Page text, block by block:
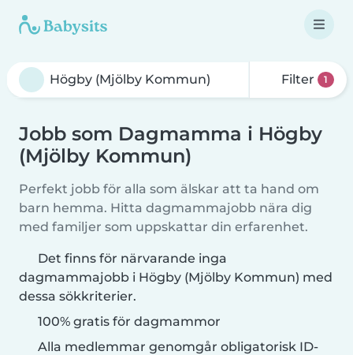
Filter 1
Jobb som Dagmamma i Högby
(Mjölby Kommun)
Perfekt jobb för alla som älskar att ta hand om
barn hemma. Hitta dagmammajobb nära dig
med familjer som uppskattar din erfarenhet.
Det finns för närvarande inga
dagmammajobb i Högby (Mjölby Kommun) med
dessa sökkriterier.
100% gratis för dagmammor
Alla medlemmar genomgår obligatorisk ID-